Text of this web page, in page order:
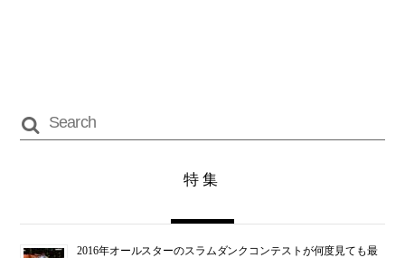
特集
2016年オールスターのスラムダンクコンテストが何度見ても最